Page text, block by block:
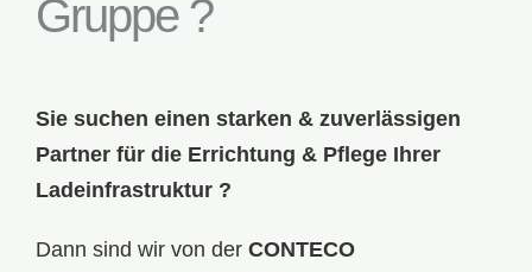
Gruppe ?
Sie suchen einen starken & zuverlässigen
Partner für die Errichtung & Pflege Ihrer
Ladeinfrastruktur ?
Dann sind wir von der CONTECO